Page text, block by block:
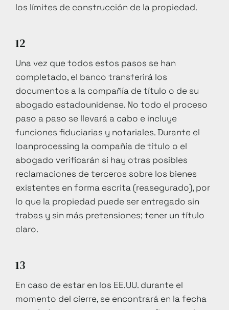
los límites de construcción de la propiedad.
12
Una vez que todos estos pasos se han
completado, el banco transferirá los
documentos a la compañía de título o de su
abogado estadounidense. No todo el proceso
paso a paso se llevará a cabo e incluye
funciones fiduciarias y notariales. Durante el
loanprocessing la compañía de título o el
abogado verificarán si hay otras posibles
reclamaciones de terceros sobre los bienes
existentes en forma escrita (reasegurado), por
lo que la propiedad puede ser entregado sin
trabas y sin más pretensiones; tener un título
claro.
13
En caso de estar en los EE.UU. durante el
momento del cierre, se encontrará en la fecha